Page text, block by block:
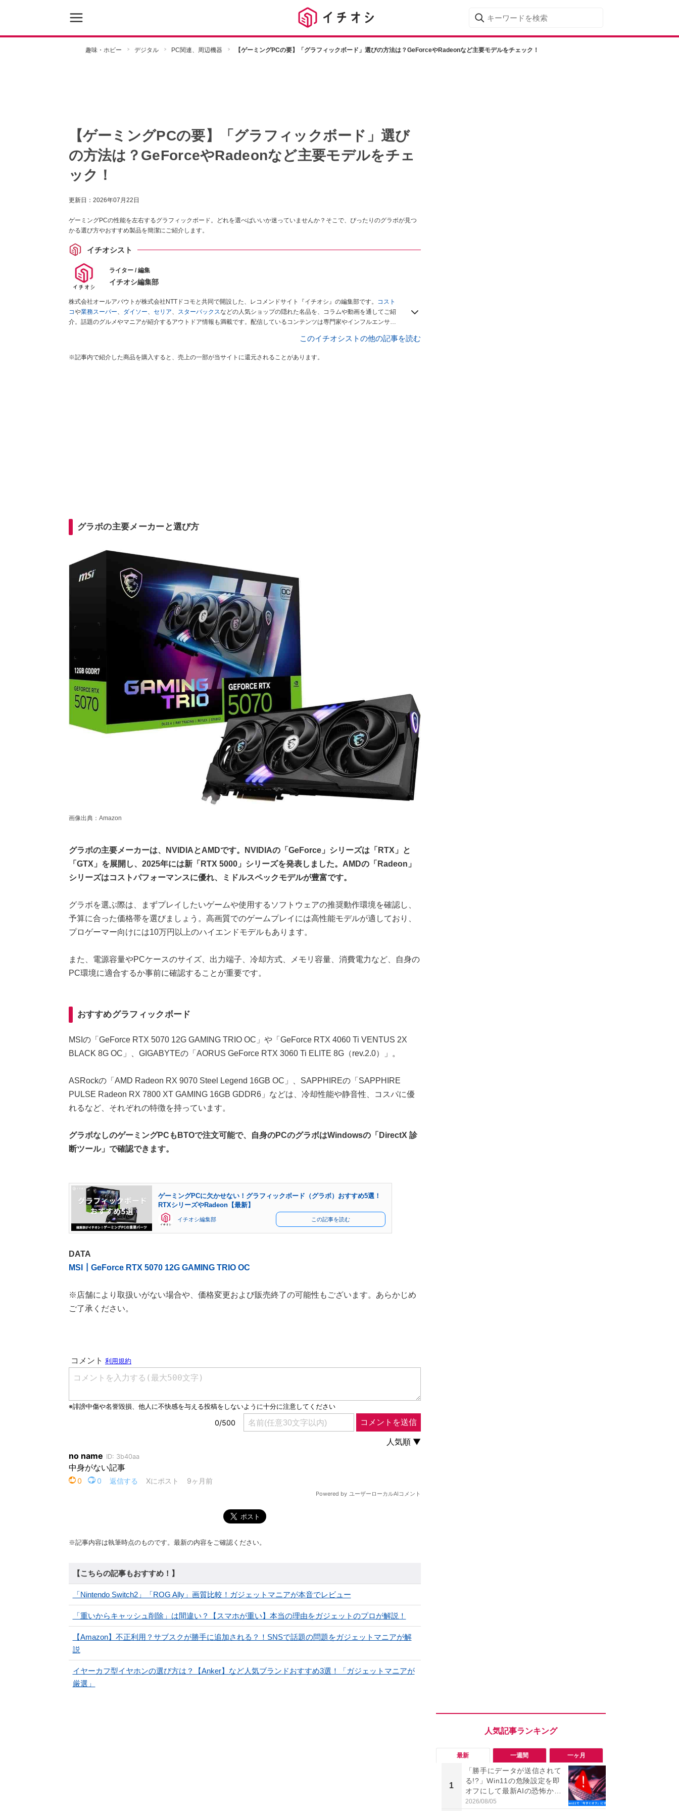
趣味・ホビー デジタル PC関連、周辺機器 【ゲーミングPCの要】「グラフィックボード」選びの方法は？GeForceやRadeonなど主要モデルをチェック！
【ゲーミングPCの要】「グラフィックボード」選び
の方法は？GeForceやRadeonなど主要モデルをチェ
ック！
更新日： 2026年07月22日
ゲーミングPCの性能を左右するグラフィックボード。どれを選べばいいか迷っていませんか？そこで、ぴったりのグラボが見つ
かる選び方やおすすめ製品を簡潔にご紹介します。
イチオシスト
ライター / 編集
イチオシ編集部
株式会社オールアバウトが株式会社NTTドコモと共同で開設した、レコメンドサイト『イチオシ』の編集部です。
コスト
コや業務スーパー、 ダイソー、 セリア、 スターバックスなどの人気ショップの隠れた名品を、コラムや動画を通してご紹
介。話題のグルメやマニアが紹介するアウトドア情報も満載です。配信しているコンテンツは専門家やインフルエンサー
このイチオシストの他の記事を読む
※記事内で紹介した商品を購入すると、売上の一部が当サイトに還元されることがあります。
グラボの主要メーカーと選び方
画像出典：Amazon
グラボの主要メーカーは、NVIDIAとAMDです。NVIDIAの「GeForce」シリーズは「RTX」と
「GTX」を展開し、2025年には新「RTX 5000」シリーズを発表しました。AMDの「Radeon」
シリーズはコストパフォーマンスに優れ、ミドルスペックモデルが豊富です。
グラボを選ぶ際は、まずプレイしたいゲームや使用するソフトウェアの推奨動作環境を確認し、
予算に合った価格帯を選びましょう。高画質でのゲームプレイには高性能モデルが適しており、
プロゲーマー向けには10万円以上のハイエンドモデルもあります。
また、電源容量やPCケースのサイズ、出力端子、冷却方式、メモリ容量、消費電力など、自身の
PC環境に適合するか事前に確認することが重要です。
おすすめグラフィックボード
MSIの「GeForce RTX 5070 12G GAMING TRIO OC」や「GeForce RTX 4060 Ti VENTUS 2X
BLACK 8G OC」、GIGABYTEの「AORUS GeForce RTX 3060 Ti ELITE 8G（rev.2.0）」。
ASRockの「AMD Radeon RX 9070 Steel Legend 16GB OC」、SAPPHIREの「SAPPHIRE
PULSE Radeon RX 7800 XT GAMING 16GB GDDR6」などは、冷却性能や静音性、コスパに優
れるなど、それぞれの特徴を持っています。
グラボなしのゲーミングPCもBTOで注文可能で、自身のPCのグラボはWindowsの「DirectX 診
断ツール」で確認できます。
ゲーミングPCに欠かせない！グラフィックボード（グラボ）おすすめ5選！
RTXシリーズやRadeon【最新】
イチオシ編集部 この記事を読む
DATA
MSI┃GeForce RTX 5070 12G GAMING TRIO OC
※店舗により取扱いがない場合や、価格変更および販売終了の可能性もございます。あらかじめ
ご了承ください。
※記事内容は執筆時点のものです。最新の内容をご確認ください。
【こちらの記事もおすすめ！】
「Nintendo Switch2」「ROG Ally」画質比較！ガジェットマニアが本音でレビュー
「重いからキャッシュ削除」は間違い？【スマホが重い】本当の理由をガジェットのプロが解説！
【Amazon】不正利用？サブスクが勝手に追加される？！SNSで話題の問題をガジェットマニアが解
説
イヤーカフ型イヤホンの選び方は？【Anker】など人気ブランドおすすめ3選！「ガジェットマニアが
厳選」
最新 一週間 一ヶ月
1
「勝手にデータが送信されて
る!?」Win11の危険設定を即
オフにして最新AIの恐怖から
身を守る技
2026/08/05